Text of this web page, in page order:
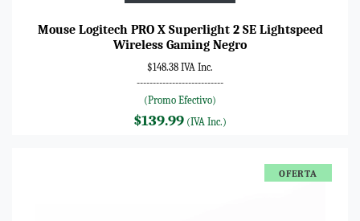
Mouse Logitech PRO X Superlight 2 SE Lightspeed
Wireless Gaming Negro
$148.38 IVA Inc.
---------------------------
(Promo Efectivo)
$139.99 (IVA Inc.)
OFERTA